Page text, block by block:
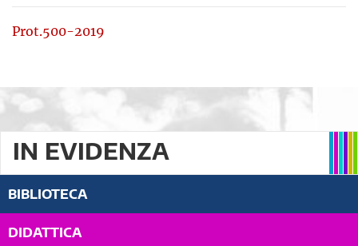
Prot.500-2019
IN EVIDENZA
BIBLIOTECA
DIDATTICA